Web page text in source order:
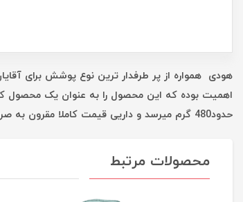
هودی همواره از پر طرفدار ترین نوع پوشش برای
اهمیت بوده که این محصول را به عنوان یک محصول
حدود480 گرم میرسد و داریی قیمت کاملا مقرون به صرفعه بدون هیچ واسطه ای است که همه این موارد شما را در یک خرید خوب یاری میکند.
محصولات مرتبط